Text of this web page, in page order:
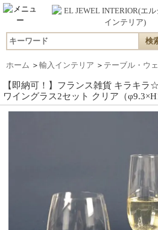
ホーム ＞ 輸入インテリア ＞ テーブル・ウ
【即納可！】フランス雑貨 キラキラ
ワイングラス2セット クリア（